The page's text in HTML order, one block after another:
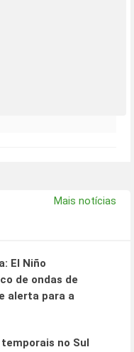
Mais notícias
El Niño
de ondas de
alerta para a
no Sul